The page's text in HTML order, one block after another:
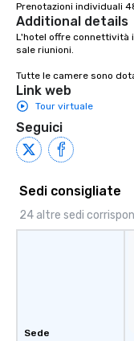
Prenotazioni individuali
Additional details
L'hotel offre connettività
sale riunioni.
Tutte le camere sono
Link web
Tour virtuale
Seguici
Sedi consigliate
24 altre sedi
Sede